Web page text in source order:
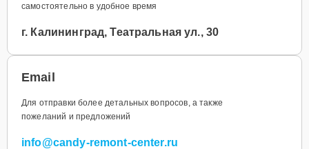
самостоятельно в удобное время
г. Калининград, Театральная ул., 30
Email
Для отправки более детальных вопросов, а также
пожеланий и предложений
info@candy-remont-center.ru